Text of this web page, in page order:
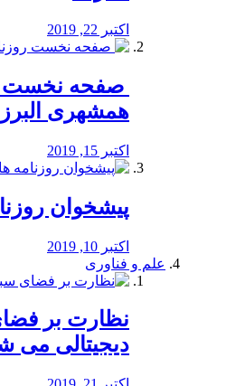
اکتبر 22, 2019
صفحه نخست
همشهری البرز
اکتبر 15, 2019
پیشخوان
اکتبر 10, 2019
علم و فناوری
نظارت بر
دیجیتالی می